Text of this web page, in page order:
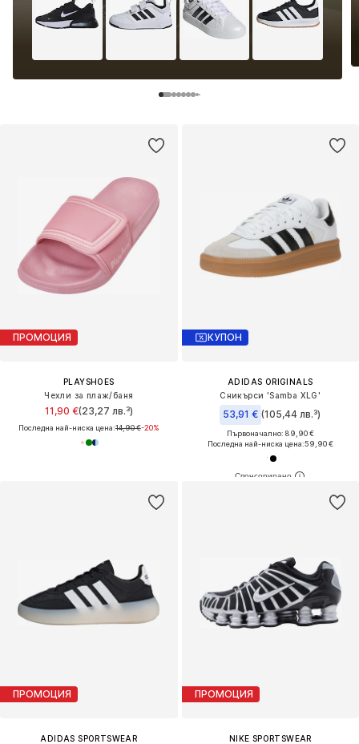
ПРОМОЦИЯ
PLAYSHOES
Чехли за плаж/баня
11,90 €(23,27 лв.³)
Последна най-ниска цена:14,90 €-20%
КУПОН
ADIDAS ORIGINALS
Сникърси 'Samba XLG'
53,91 € (105,44 лв.³)
Първоначално: 89,90 €
Последна най-ниска цена:59,90 €
ПРОМОЦИЯ
ADIDAS SPORTSWEAR
ПРОМОЦИЯ
NIKE SPORTSWEAR